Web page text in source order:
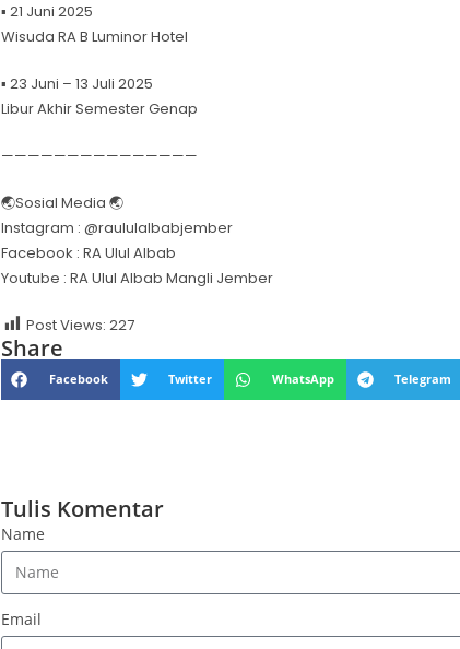
▪ 21 Juni 2025
Wisuda RA B Luminor Hotel
▪ 23 Juni – 13 Juli 2025
Libur Akhir Semester Genap
———————————————
🌏Sosial Media 🌏
Instagram : @raululalbabjember
Facebook : RA Ulul Albab
Youtube : RA Ulul Albab Mangli Jember
Post Views: 227
Share
Facebook Twitter WhatsApp Telegram
Tulis Komentar
Name
Email